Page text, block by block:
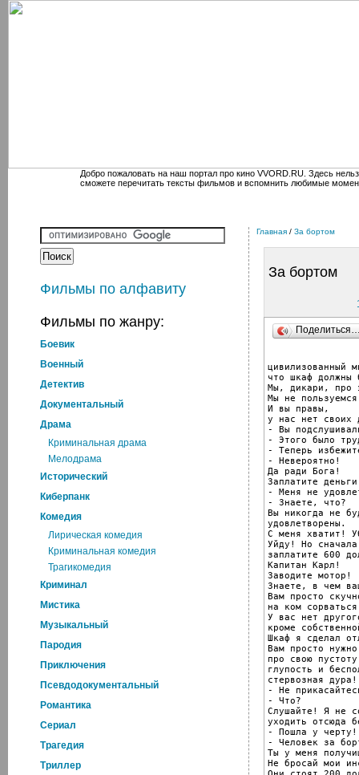
Добро пожаловать на наш портал про кино VVORD.RU. Здесь
сможете перечитать тексты фильмов и вспомнить любимые
Фильмы по алфавиту
Фильмы по жанру:
Боевик
Военный
Детектив
Документальный
Драма
Криминальная драма
Мелодрама
Исторический
Киберпанк
Комедия
Лирическая комедия
Криминальная комедия
Трагикомедия
Криминал
Мистика
Музыкальный
Пародия
Приключения
Псевдодокументальный
Романтика
Cериал
Трагедия
Триллер
Главная / За бортом
За бортом
цивилизованный
что шкаф должны
Мы, дикари, про
Мы не
И вы правы,
у нас нет своих
- Вы
- Этого было
- Теперь
- Невероятно!
Да ради Бога!
Заплатите
- Меня не
- Знаете, что?
Вы никогда не
удовлетворены.
С меня хватит!
Уйду! Но сначала
заплатите 600
Капитан Карл!
Заводите мотор!
Знаете, в чем
Вам просто
на ком
У вас нет
кроме
Шкаф я сделал
Вам просто
про свою
глупость и
стервозная дура!
- Не
- Что?
Слушайте! Я не
уходить отсюда
- Пошла у черту!
- Человек за
Ты у меня
Не бросай мои